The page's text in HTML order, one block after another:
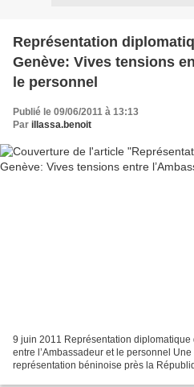
Représentation
Genève: Vives tensions
le personnel
Publié le 09/06/2011 à 13:13
Par illassa.benoit
9 juin 2011 Représentation
entre l’Ambassadeur et le personnel
représentation béninoise près la